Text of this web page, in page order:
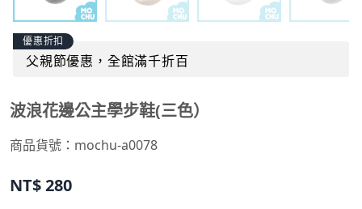
優惠折扣
父親節優惠，全館滿千折百
波浪花邊公主學步鞋(三色）
商品貨號： mochu-a0078
NT$280